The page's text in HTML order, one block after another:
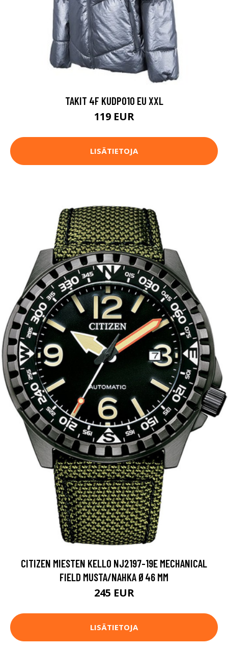
TAKIT 4F KUDP010 EU XXL
119 EUR
LISÄTIETOJA
CITIZEN MIESTEN KELLO NJ2197-19E MECHANICAL
FIELD MUSTA/NAHKA Ø46 MM
245 EUR
LISÄTIETOJA